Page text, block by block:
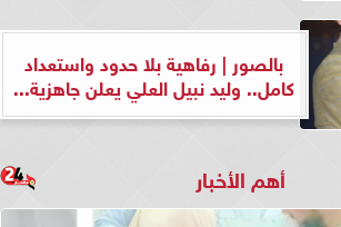
بالصور | رفاهية بلا حدود واستعداد
كامل.. وليد نبيل العلي يعلن جاهزية...
أهم الأخبار